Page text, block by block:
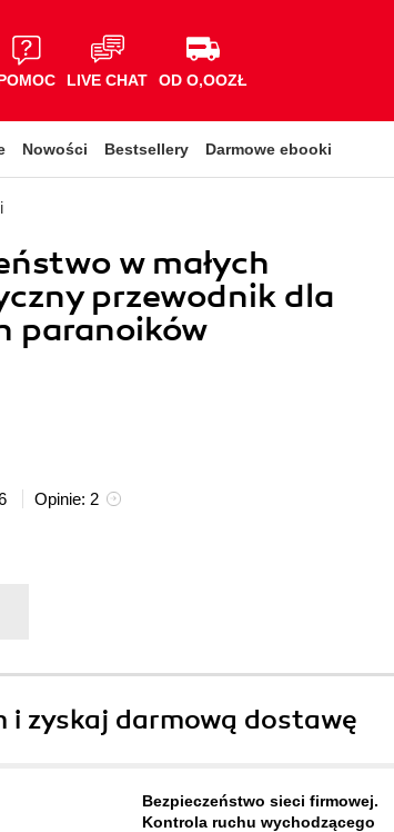
LIVE CHAT OD O,OOZŁ
Nowości Bestsellery Darmowe ebooki
w małych
przewodnik dla
paranoików
Opinie: 2
i zyskaj darmową dostawę
Bezpieczeństwo sieci firmowej.
Kontrola ruchu wychodzącego